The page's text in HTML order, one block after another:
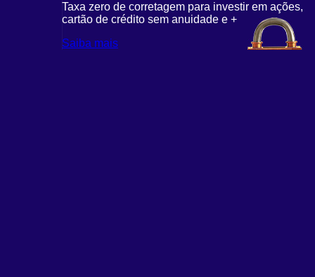
Taxa zero de corretagem para investir em ações,
cartão de crédito sem anuidade e +
Saiba mais